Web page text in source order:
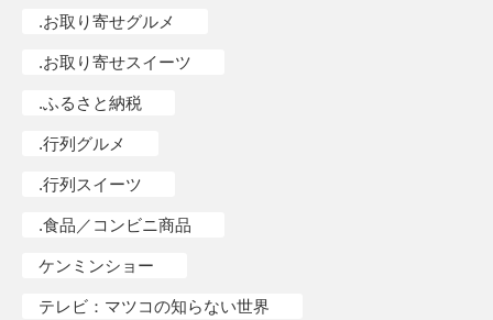
.お取り寄せグルメ
.お取り寄せスイーツ
.ふるさと納税
.行列グルメ
.行列スイーツ
.食品／コンビニ商品
ケンミンショー
テレビ：マツコの知らない世界